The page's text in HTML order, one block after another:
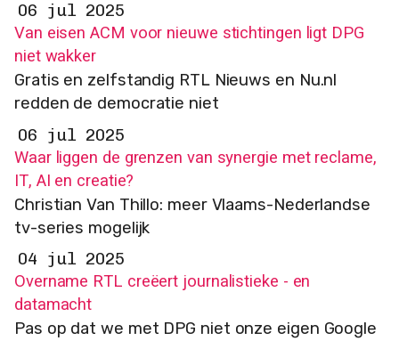
06 jul 2025
Van eisen ACM voor nieuwe stichtingen ligt DPG
niet wakker
Gratis en zelfstandig RTL Nieuws en Nu.nl
redden de democratie niet
06 jul 2025
Waar liggen de grenzen van synergie met reclame,
IT, AI en creatie?
Christian Van Thillo: meer Vlaams-Nederlandse
tv-series mogelijk
04 jul 2025
Overname RTL creëert journalistieke - en
datamacht
Pas op dat we met DPG niet onze eigen Google